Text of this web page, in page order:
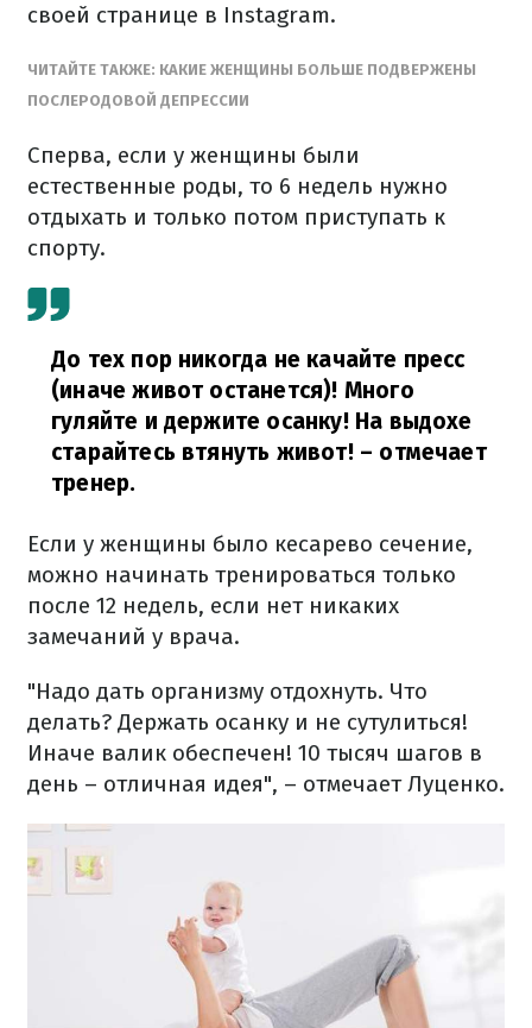
своей странице в Instagram.
ЧИТАЙТЕ ТАКЖЕ: КАКИЕ ЖЕНЩИНЫ БОЛЬШЕ ПОДВЕРЖЕНЫ
ПОСЛЕРОДОВОЙ ДЕПРЕССИИ
Сперва, если у женщины были
естественные роды, то 6 недель нужно
отдыхать и только потом приступать к
спорту.
До тех пор никогда не качайте пресс
(иначе живот останется)! Много
гуляйте и держите осанку! На выдохе
старайтесь втянуть живот!– отмечает
тренер.
Если у женщины было кесарево сечение,
можно начинать тренироваться только
после 12 недель, если нет никаких
замечаний у врача.
"Надо дать организму отдохнуть. Что
делать? Держать осанку и не сутулиться!
Иначе валик обеспечен! 10 тысяч шагов в
день – отличная идея", – отмечает Луценко.